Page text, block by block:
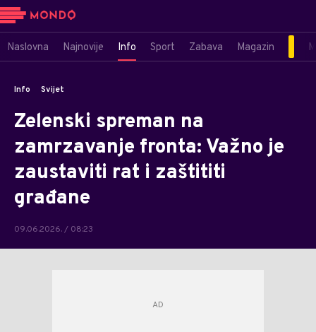
Naslovna Najnovije Info Sport Zabava Magazin
Info Svijet
Zelenski spreman na
zamrzavanje fronta: Važno je
zaustaviti rat i zaštititi
građane
09.06.2026. / 08:23